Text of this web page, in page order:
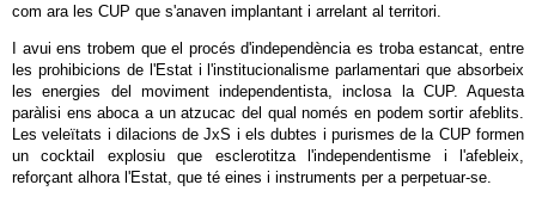
com ara les CUP que s'anaven implantant i arrelant al territori.
I avui ens trobem que el procés d'independència es troba estancat, entre
les prohibicions de l'Estat i l'institucionalisme parlamentari que absorbeix
les energies del moviment independentista, inclosa la CUP. Aquesta
paràlisi ens aboca a un atzucac del qual només en podem sortir afeblits.
Les veleïtats i dilacions de JxS i els dubtes i purismes de la CUP formen
un cocktail explosiu que esclerotitza l'independentisme i l'afebleix,
reforçant alhora l'Estat, que té eines i instruments per a perpetuar-se.